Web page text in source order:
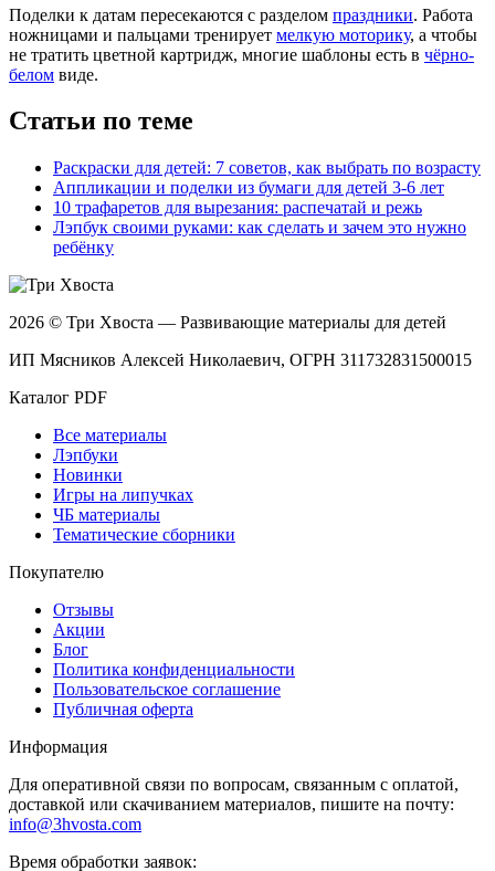
Поделки к датам пересекаются с разделом праздники. Работа
ножницами и пальцами тренирует мелкую моторику, а чтобы
не тратить цветной картридж, многие шаблоны есть в чёрно-
белом виде.
Статьи по теме
Раскраски для детей: 7 советов, как выбрать по возрасту
Аппликации и поделки из бумаги для детей 3-6 лет
10 трафаретов для вырезания: распечатай и режь
Лэпбук своими руками: как сделать и зачем это нужно
ребёнку
2026 © Три Хвоста — Развивающие материалы для детей
ИП Мясников Алексей Николаевич, ОГРН 311732831500015
Каталог PDF
Все материалы
Лэпбуки
Новинки
Игры на липучках
ЧБ материалы
Тематические сборники
Покупателю
Отзывы
Акции
Блог
Политика конфиденциальности
Пользовательское соглашение
Публичная оферта
Информация
Для оперативной связи по вопросам, связанным с оплатой,
доставкой или скачиванием материалов, пишите на почту:
info@3hvosta.com
Время обработки заявок: